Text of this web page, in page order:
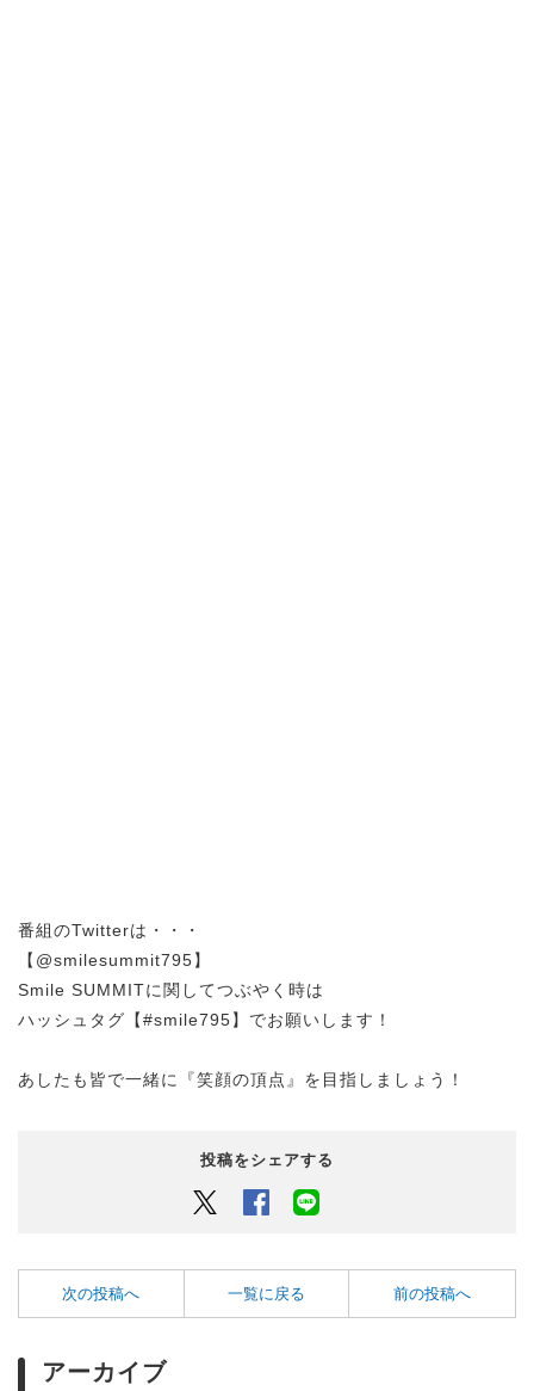
番組のTwitterは・・・
【@smilesummit795】
Smile SUMMITに関してつぶやく時は
ハッシュタグ【#smile795】でお願いします！
あしたも皆で一緒に『笑顔の頂点』を目指しましょう！
投稿をシェアする
Twitter Facebook
次の投稿へ 一覧に戻る 前の投稿へ
アーカイブ